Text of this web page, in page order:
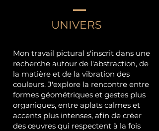
UNIVERS
Mon travail pictural s'inscrit dans une
recherche autour de l'abstraction, de
la matière et de la vibration des
couleurs. J'explore la rencontre entre
formes géométriques et gestes plus
organiques, entre aplats calmes et
accents plus intenses, afin de créer
des œuvres qui respectent à la fois